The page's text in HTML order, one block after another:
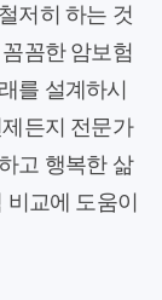
저히 하는 것
꼼한 암보험
를 설계하시
든지 전문가
고 행복한 삶
교에 도움이